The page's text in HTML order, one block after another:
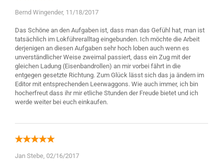
Bernd Wingender, 11/18/2017
Das Schöne an den Aufgaben ist, dass man das Gefühl hat, man ist
tatsächlich im Lokführeralltag eingebunden. Ich möchte die Arbeit
derjenigen an diesen Aufgaben sehr hoch loben auch wenn es
unverständlicher Weise zweimal passiert, dass ein Zug mit der
gleichen Ladung (Eisenbandrollen) an mir vorbei fährt in die
entgegen gesetzte Richtung. Zum Glück lässt sich das ja ändern im
Editor mit entsprechenden Leerwaggons. Wie auch immer, ich bin
hocherfreut dass ihr mir etliche Stunden der Freude bietet und ich
Jan Stebe, 02/16/2017